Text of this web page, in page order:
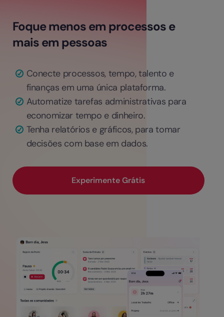
Foque menos em processos e
mais em pessoas
Conecte processos, tempo, talento e
finanças em uma única plataforma.
Automatize tarefas administrativas para
economizar tempo e dinheiro.
Tenha relatórios e gráficos, para tomar
decisões com base em dados.
Experimente Grátis